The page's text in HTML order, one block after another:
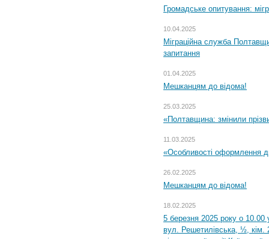
Громадське опитування:
10.04.2025
Міграційна служба
запитання
01.04.2025
Мешканцям до відома!
25.03.2025
«Полтавщина: змінили
11.03.2025
«Особливості оформлення
26.02.2025
Мешканцям до відома!
18.02.2025
5 березня 2025 року о 10.00
вул. Решетилівська, ½, кім.